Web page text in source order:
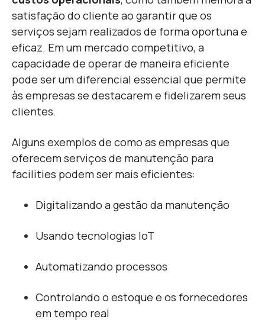
satisfação do cliente ao garantir que os
serviços sejam realizados de forma oportuna e
eficaz. Em um mercado competitivo, a
capacidade de operar de maneira eficiente
pode ser um diferencial essencial que permite
às empresas se destacarem e fidelizarem seus
clientes.
Alguns exemplos de como as empresas que
oferecem serviços de manutenção para
facilities podem ser mais eficientes:
Digitalizando a gestão da manutenção
Usando tecnologias IoT
Automatizando processos
Controlando o estoque e os fornecedores
em tempo real